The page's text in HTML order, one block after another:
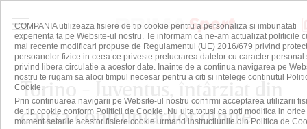
Torino - Juventus, întârziat din
cauza confruntărilor dintre
COMPANIA utilizeaza fisiere de tip cookie pentru a personaliza si imbunatati
experienta ta pe Website-ul nostru. Te informam ca ne-am actualizat politicile
mai recente modificari propuse de Regulamentul (UE) 2016/679 privind
persoanelor fizice in ceea ce priveste prelucrarea datelor cu caracter personal
privind libera circulatie a acestor date. Inainte de a continua navigarea pe
nostru te rugam sa aloci timpul necesar pentru a citi si intelege continutul
Cookie.
Prin continuarea navigarii pe Website-ul nostru confirmi acceptarea utilizarii
de tip cookie conform Politicii de Cookie. Nu uita totusi ca poti modifica in orice
moment setarile acestor fisiere cookie urmand instructiunile din Politica de